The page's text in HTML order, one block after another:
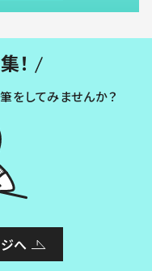
！
をしてみませんか？
へ